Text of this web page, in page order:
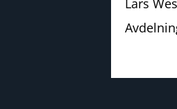
Lars